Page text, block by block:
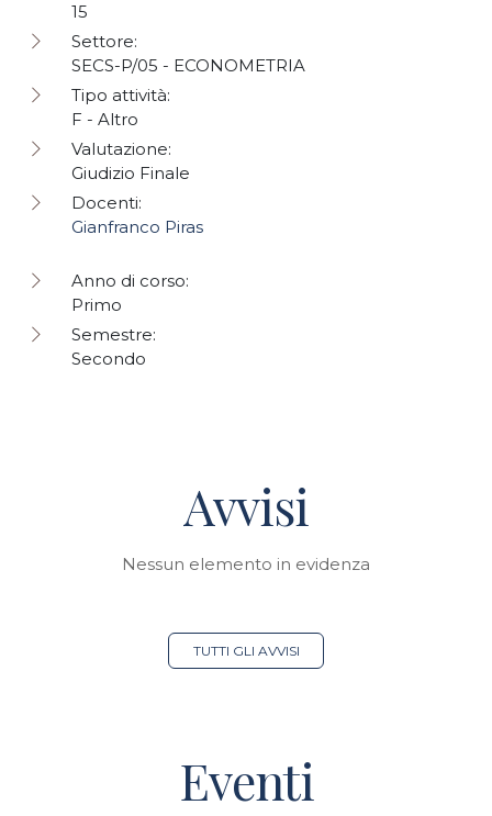
15
Settore:
SECS-P/05 - ECONOMETRIA
Tipo attività:
F - Altro
Valutazione:
Giudizio Finale
Docenti:
Gianfranco Piras
Anno di corso:
Primo
Semestre:
Secondo
Avvisi
Nessun elemento in evidenza
TUTTI GLI AVVISI
Eventi